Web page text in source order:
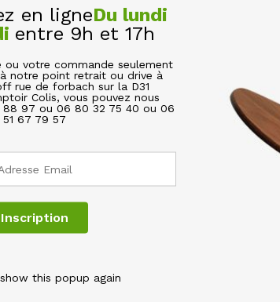
EN ACIER INOXYDABLE À CLÉS 1
champs obligatoires sont indiqués avec
en ligneDu lundi
entre 9h et 17h
ou votre commande seulement
notre point retrait ou drive à
rue de forbach sur la D31
Colis, vous pouvez nous
88 97 ou 06 80 32 75 40 ou 06
51 67 79 57
this popup again